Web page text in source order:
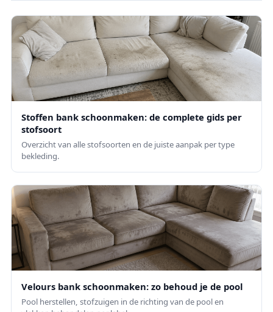
Stoffen bank schoonmaken: de complete gids per
stofsoort
Overzicht van alle stofsoorten en de juiste aanpak per type
bekleding.
Velours bank schoonmaken: zo behoud je de pool
Pool herstellen, stofzuigen in de richting van de pool en